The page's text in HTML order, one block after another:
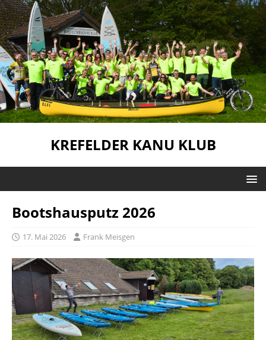
KREFELDER KANU KLUB
Bootshausputz 2026
17. Mai 2026 Frank Meisgen